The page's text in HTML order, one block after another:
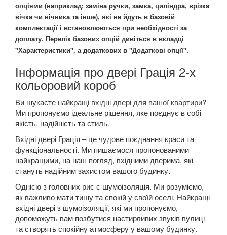
опціями (наприклад: заміна ручки, замка, циліндра, врізка
вічка чи нічника та інше), які не йдуть в базовій
комплектації і встановлюються при необхідності за
доплату. Перелік базових опцій дивіться в вкладці
"Характеристики", а додаткових в "Додаткові опції".
Інформація про двері Грація 2-х
кольоровий короб
Ви шукаєте найкращі вхідні двері для вашої квартири?
Ми пропонуємо ідеальне рішення, яке поєднує в собі
якість, надійність та стиль.
Вхідні двері Грація – це чудове поєднання краси та
функціональності. Ми пишаємося пропонованими
найкращими, на наш погляд, вхідними дверима, які
стануть надійним захистом вашого будинку.
Однією з головних рис є шумоізоляція. Ми розуміємо,
як важливо мати тишу та спокій у своїй оселі. Найкращі
вхідні двері з шумоізоляції, які ми пропонуємо,
допоможуть вам позбутися настирливих звуків вулиці
та створять спокійну атмосферу у вашому будинку.